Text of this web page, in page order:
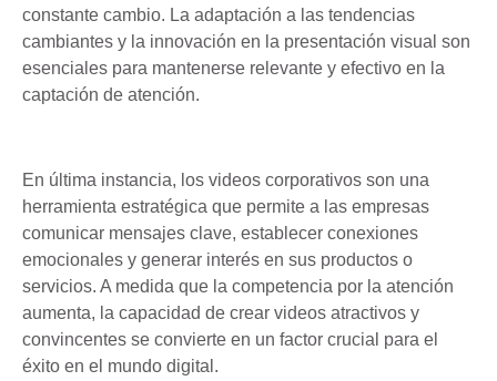
constante cambio. La adaptación a las tendencias
cambiantes y la innovación en la presentación visual son
esenciales para mantenerse relevante y efectivo en la
captación de atención.
En última instancia, los videos corporativos son una
herramienta estratégica que permite a las empresas
comunicar mensajes clave, establecer conexiones
emocionales y generar interés en sus productos o
servicios. A medida que la competencia por la atención
aumenta, la capacidad de crear videos atractivos y
convincentes se convierte en un factor crucial para el
éxito en el mundo digital.